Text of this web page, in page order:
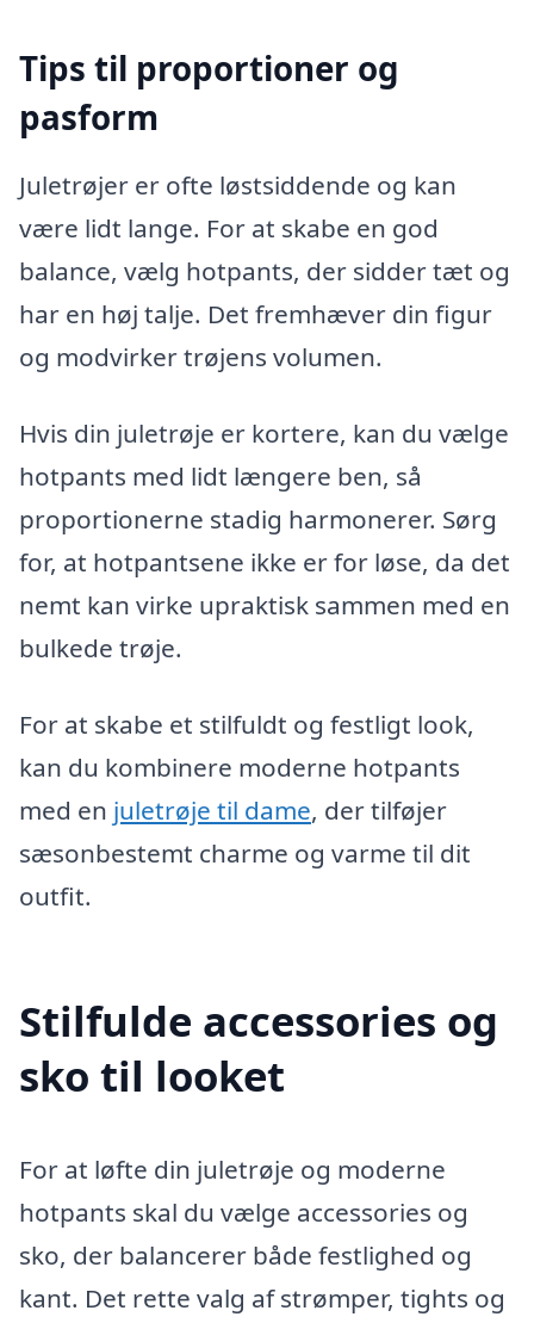
Tips til proportioner og
pasform
Juletrøjer er ofte løstsiddende og kan
være lidt lange. For at skabe en god
balance, vælg hotpants, der sidder tæt og
har en høj talje. Det fremhæver din figur
og modvirker trøjens volumen.
Hvis din juletrøje er kortere, kan du vælge
hotpants med lidt længere ben, så
proportionerne stadig harmonerer. Sørg
for, at hotpantsene ikke er for løse, da det
nemt kan virke upraktisk sammen med en
bulkede trøje.
For at skabe et stilfuldt og festligt look,
kan du kombinere moderne hotpants
med en juletrøje til dame, der tilføjer
sæsonbestemt charme og varme til dit
outfit.
Stilfulde accessories og
sko til looket
For at løfte din juletrøje og moderne
hotpants skal du vælge accessories og
sko, der balancerer både festlighed og
kant. Det rette valg af strømper, tights og